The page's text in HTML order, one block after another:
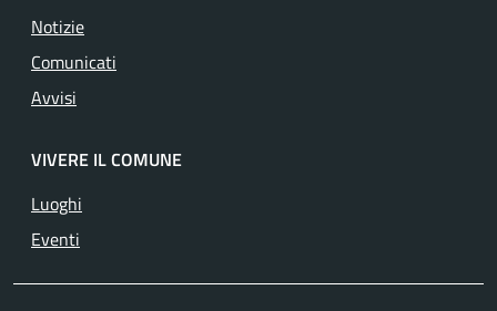
Notizie
Comunicati
Avvisi
VIVERE IL COMUNE
Luoghi
Eventi